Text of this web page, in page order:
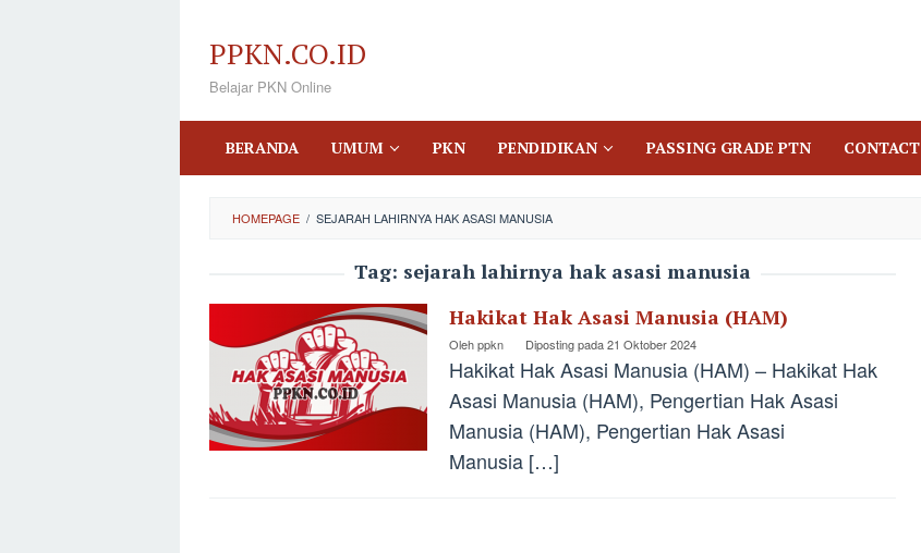
konten
PPKN.CO.ID
Belajar PKN Online
BERANDA UMUM PKN PENDIDIKAN PASSING GRADE PTN CONTACT
HOMEPAGE / SEJARAH LAHIRNYA HAK ASASI MANUSIA
Tag: sejarah lahirnya hak asasi manusia
Hakikat Hak Asasi Manusia (HAM)
Olehppkn Diposting pada21 Oktober 2024
Hakikat Hak Asasi Manusia (HAM) – Hakikat Hak
Asasi Manusia (HAM), Pengertian Hak Asasi
Manusia (HAM), Pengertian Hak Asasi
Manusia […]